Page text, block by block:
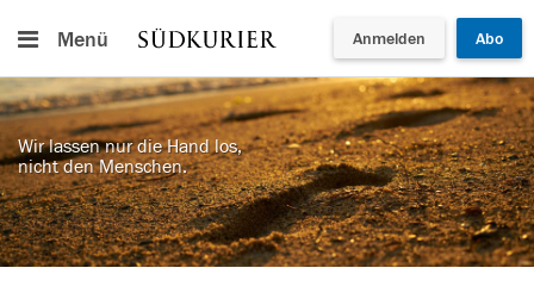
Menü Anmelden Abo
Wir lassen nur die Hand los,
nicht den Menschen.